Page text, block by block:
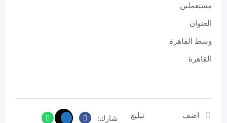
مستعملين
العنوان
وسط القاهرة
القاهرة
اضف
تبليغ شارك: